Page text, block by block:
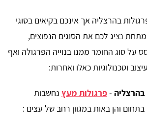
בהרצליה אך אינכם בקיאים בסוגי
נציג לכם את הסוגים הנפוצים,
על סוג החומר ממנו בנוייה הפרגולה ואף
וטכנולוגיות כאלו ואחרות:
בהרצליה -פרגולות מעץ נחשבות
בתחום והן באות במגוון רחב של עצים :